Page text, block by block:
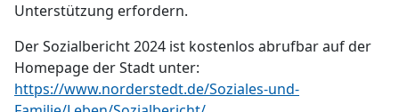
Unterstützung erfordern.
Der Sozialbericht 2024 ist kostenlos abrufbar auf der
Homepage der Stadt unter:
https://www.norderstedt.de/Soziales-und-